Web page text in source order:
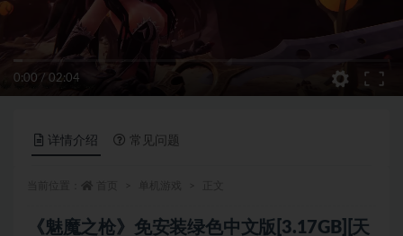
0:00 / 02:04
详情介绍 常见问题
《魅魔之枪》免安装绿色中文版[3.17GB][天